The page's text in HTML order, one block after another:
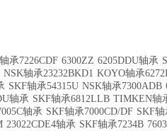
承7226CDF 6300ZZ 6205DDU轴承
NSK轴承23232BKD1 KOYO轴承
SKF轴承54315U NSK轴承7300ADB
轴承 SKF轴承6812LLB TIMKEN轴
轴承 SKF轴承7000CD/DF SKF
23022CDE4轴承 SKF轴承7234B